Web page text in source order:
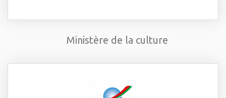
Ministère de la culture